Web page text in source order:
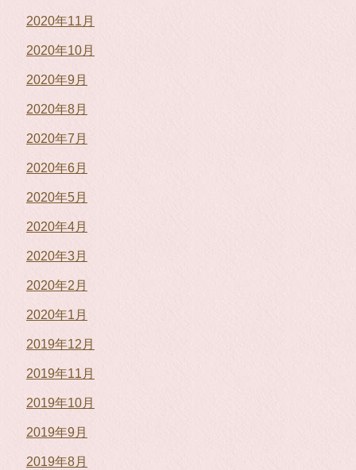
2020年11月
2020年10月
2020年9月
2020年8月
2020年7月
2020年6月
2020年5月
2020年4月
2020年3月
2020年2月
2020年1月
2019年12月
2019年11月
2019年10月
2019年9月
2019年8月